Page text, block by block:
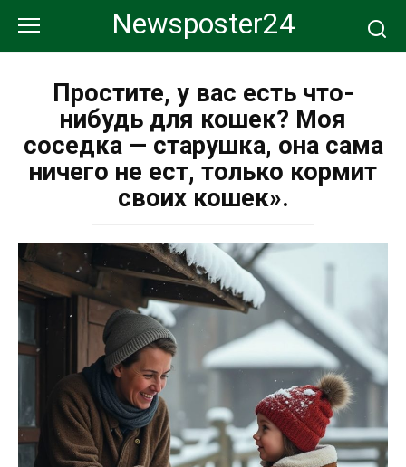
контенту
Newsposter24
Простите, у вас есть что-
нибудь для кошек? Моя
соседка — старушка, она сама
ничего не ест, только кормит
своих кошек».